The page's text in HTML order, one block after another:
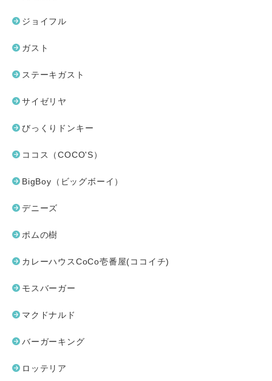
ジョイフル
ガスト
ステーキガスト
サイゼリヤ
びっくりドンキー
ココス（COCO'S）
BigBoy（ビッグボーイ）
デニーズ
ポムの樹
カレーハウスCoCo壱番屋(ココイチ)
モスバーガー
マクドナルド
バーガーキング
ロッテリア